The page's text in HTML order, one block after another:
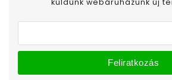
Feliratkozás